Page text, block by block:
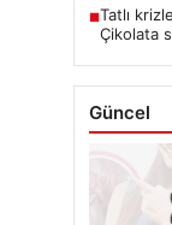
■Tatlı
Çikolata
Güncel